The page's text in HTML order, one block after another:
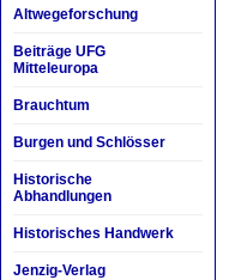
Altwegeforschung
Beiträge UFG
Mitteleuropa
Brauchtum
Burgen und Schlösser
Historische
Abhandlungen
Historisches Handwerk
Jenzig-Verlag